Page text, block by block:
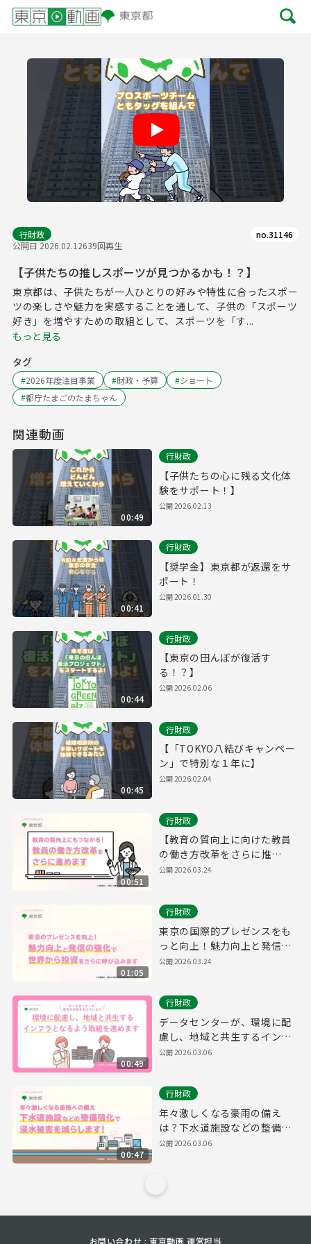
行財政
公開日 2026.02.12639回再生
no.31146
【子供たちの推しスポーツが見つかるかも！？】
東京都は、子供たちが一人ひとりの好みや特性に合ったスポー
ツの楽しさや魅力を実感することを通して、子供の「スポーツ
好き」を増やすための取組として、スポーツを「す...
もっと見る
タグ
#2026年度注目事業 #財政・予算 #ショート
#都庁たまごのたまちゃん
関連動画
00:49
行財政
【子供たちの心に残る文化体
験をサポート！】
公開2026.02.13
00:41
行財政
【奨学金】東京都が返還をサ
ポート！
公開2026.01.30
00:44
行財政
【東京の田んぼが復活す
る！？】
公開2026.02.06
00:45
行財政
【「TOKYO八結びキャンペー
ン」で特別な１年に】
公開2026.02.04
00:51
行財政
【教育の質向上に向けた教員
の働き方改革をさらに推
進！】
公開2026.03.24
01:05
行財政
東京の国際的プレゼンスをも
っと向上！魅力向上と発信の
強化で、世界から投資をさら
公開2026.03.24
00:49
行財政
データセンターが、環境に配
慮し、地域と共生するインフ
ラとなるよう、取組を進めま
公開2026.03.06
00:47
行財政
年々激しくなる豪雨の備え
は？下水道施設などの整備を
強化することで浸水被害を減
公開2026.03.06
お問い合わせ : 東京動画 運営担当